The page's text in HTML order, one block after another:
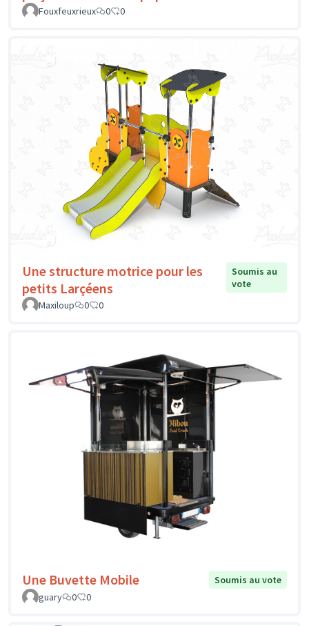
Fouxfeuxrieux 0 0
Une structure motrice pour les
petits Larçéens
Soumis au
vote
Maxiloup
0 0
Une Buvette Mobile
Soumis au vote
guary
0 0